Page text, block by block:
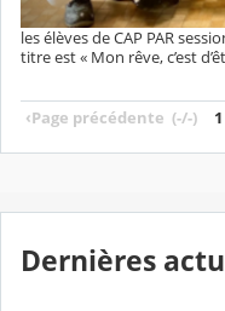
les élèves de CAP PAR
titre est « Mon rêve, c’est
‹Page précédente (-/-) 1
Dernières